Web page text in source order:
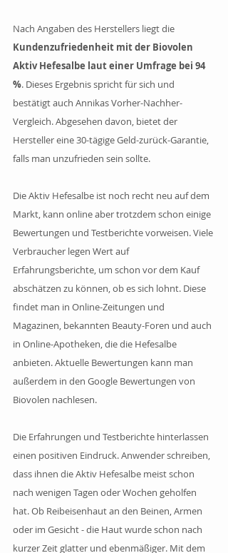
Nach Angaben des Herstellers liegt die
Kundenzufriedenheit mit der Biovolen
Aktiv Hefesalbe laut einer Umfrage bei 94
%. Dieses Ergebnis spricht für sich und
bestätigt auch Annikas Vorher-Nachher-
Vergleich. Abgesehen davon, bietet der
Hersteller eine 30-tägige Geld-zurück-Garantie,
falls man unzufrieden sein sollte.
Die Aktiv Hefesalbe ist noch recht neu auf dem
Markt, kann online aber trotzdem schon einige
Bewertungen und Testberichte vorweisen. Viele
Verbraucher legen Wert auf
Erfahrungsberichte, um schon vor dem Kauf
abschätzen zu können, ob es sich lohnt. Diese
findet man in Online-Zeitungen und
Magazinen, bekannten Beauty-Foren und auch
in Online-Apotheken, die die Hefesalbe
anbieten. Aktuelle Bewertungen kann man
außerdem in den Google Bewertungen von
Biovolen nachlesen.
Die Erfahrungen und Testberichte hinterlassen
einen positiven Eindruck. Anwender schreiben,
dass ihnen die Aktiv Hefesalbe meist schon
nach wenigen Tagen oder Wochen geholfen
hat. Ob Reibeisenhaut an den Beinen, Armen
oder im Gesicht - die Haut wurde schon nach
kurzer Zeit glatter und ebenmäßiger. Mit dem